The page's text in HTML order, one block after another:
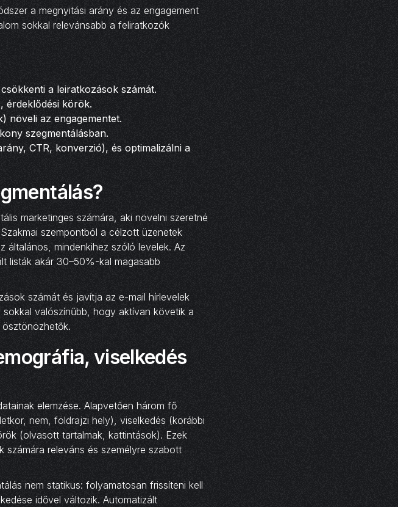
a megnyitási arány és az engagement
sokkal relevánsabb a feliratkozók
a leiratkozások számát.
érdeklődési körök.
növeli az engagementet.
szegmentálásban.
CTR, konverzió), és optimalizálni a
marketinges számára, aki növelni szeretné
szempontból a célzott üzenetek
általános, mindenkihez szóló levelek. Az
listák akár 30–50%-kal magasabb
számát és javítja az e-mail hírlevelek
valószínűbb, hogy aktívan követik a
viselkedés
elemzése. Alapvetően három fő
nem, földrajzi hely), viselkedés (korábbi
(olvasott tartalmak, kattintások). Ezek
releváns és személyre szabott
nem statikus: folyamatosan frissíteni kell
idővel változik. Automatizált